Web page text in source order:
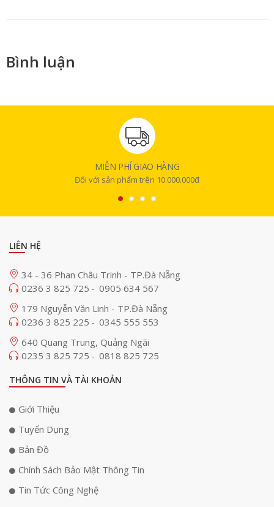
Bình luận
MIỄN PHÍ GIAO HÀNG
Đối với sản phẩm trên 10.000.000đ
LIÊN HỆ
34 - 36 Phan Châu Trinh - TP.Đà Nẵng
0236 3 825 725 - 0905 634 567
179 Nguyễn Văn Linh - TP.Đà Nẵng
0236 3 825 225 - 0345 555 553
640 Quang Trung, Quảng Ngãi
0235 3 825 725 - 0818 825 725
THÔNG TIN VÀ TÀI KHOẢN
Giới Thiệu
Tuyển Dụng
Bản Đồ
Chính Sách Bảo Mật Thông Tin
Tin Tức Công Nghệ